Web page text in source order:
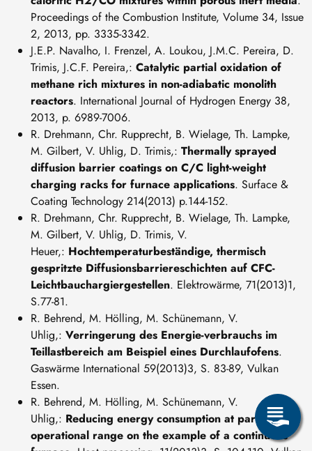
Proceedings of the Combustion Institute, Volume 34, Issue
2, 2013, pp. 3335-3342.
J.E.P. Navalho, I. Frenzel, A. Loukou, J.M.C. Pereira, D.
Trimis, J.C.F. Pereira,: Catalytic partial oxidation of
methane rich mixtures in non-adiabatic monolith
reactors. International Journal of Hydrogen Energy 38,
2013, p. 6989-7006.
R. Drehmann, Chr. Rupprecht, B. Wielage, Th. Lampke,
M. Gilbert, V. Uhlig, D. Trimis,: Thermally sprayed
diffusion barrier coatings on C/C light-weight
charging racks for furnace applications. Surface &
Coating Technology 214(2013) p.144-152.
R. Drehmann, Chr. Rupprecht, B. Wielage, Th. Lampke,
M. Gilbert, V. Uhlig, D. Trimis, V.
Heuer,: Hochtemperaturbeständige, thermisch
gespritzte Diffusionsbarriereschichten auf CFC-
Leichtbauchargiergestellen. Elektrowärme, 71(2013)1,
S.77-81.
R. Behrend, M. Hölling, M. Schünemann, V.
Uhlig,: Verringerung des Energie-verbrauchs im
Teillastbereich am Beispiel eines Durchlaufofens.
Gaswärme International 59(2013)3, S. 83-89, Vulkan
Essen.
R. Behrend, M. Hölling, M. Schünemann, V.
Uhlig,: Reducing energy consumption at partial-load
operational range on the example of a continuous